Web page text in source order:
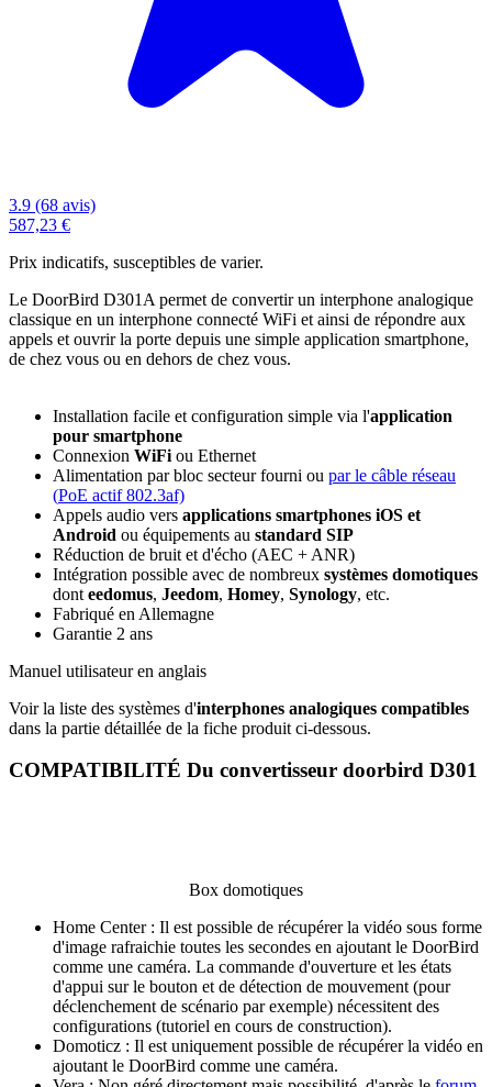
3.9 (68 avis)
587,23 €
Prix indicatifs, susceptibles de varier.
Le DoorBird D301A permet de convertir un interphone analogique
classique en un interphone connecté WiFi et ainsi de répondre aux
appels et ouvrir la porte depuis une simple application smartphone,
de chez vous ou en dehors de chez vous.
Installation facile et configuration simple via l'application
pour smartphone
Connexion WiFi ou Ethernet
Alimentation par bloc secteur fourni ou par le câble réseau
(PoE actif 802.3af)
Appels audio vers applications smartphones iOS et
Android ou équipements au standard SIP
Réduction de bruit et d'écho (AEC + ANR)
Intégration possible avec de nombreux systèmes domotiques
dont eedomus, Jeedom, Homey, Synology, etc.
Fabriqué en Allemagne
Garantie 2 ans
Manuel utilisateur en anglais
Voir la liste des systèmes d'interphones analogiques compatibles
dans la partie détaillée de la fiche produit ci-dessous.
COMPATIBILITÉ Du convertisseur doorbird D301
Box domotiques
Home Center: Il est possible de récupérer la vidéo sous forme
d'image rafraichie toutes les secondes en ajoutant le DoorBird
comme une caméra. La commande d'ouverture et les états
d'appui sur le bouton et de détection de mouvement (pour
déclenchement de scénario par exemple) nécessitent des
configurations (tutoriel en cours de construction).
Domoticz : Il est uniquement possible de récupérer la vidéo en
ajoutant le DoorBird comme une caméra.